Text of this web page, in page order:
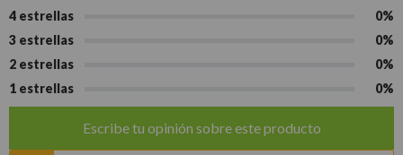
4 estrellas
0%
3 estrellas
0%
2 estrellas
0%
1 estrellas
0%
Escribe tu opinión sobre este producto